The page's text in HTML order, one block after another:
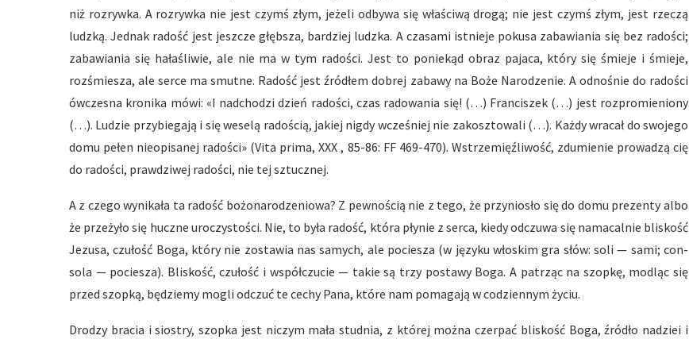
niż rozrywka. A rozrywka nie jest czymś złym, jeżeli odbywa się właściwą drogą; nie jest czymś złym, jest rzeczą
ludzką. Jednak radość jest jeszcze głębsza, bardziej ludzka. A czasami istnieje pokusa zabawiania się bez radości;
zabawiania się hałaśliwie, ale nie ma w tym radości. Jest to poniekąd obraz pajaca, który się śmieje i śmieje,
rozśmiesza, ale serce ma smutne. Radość jest źródłem dobrej zabawy na Boże Narodzenie. A odnośnie do radości
ówczesna kronika mówi: «I nadchodzi dzień radości, czas radowania się! (…) Franciszek (…) jest rozpromieniony
(…). Ludzie przybiegają i się weselą radością, jakiej nigdy wcześniej nie zakosztowali (…). Każdy wracał do swojego
domu pełen nieopisanej radości» (Vita prima, XXX , 85-86: FF 469-470). Wstrzemięźliwość, zdumienie prowadzą cię
do radości, prawdziwej radości, nie tej sztucznej.
A z czego wynikała ta radość bożonarodzeniowa? Z pewnością nie z tego, że przyniosło się do domu prezenty albo
że przeżyło się huczne uroczystości. Nie, to była radość, która płynie z serca, kiedy odczuwa się namacalnie bliskość
Jezusa, czułość Boga, który nie zostawia nas samych, ale pociesza (w języku włoskim gra słów: soli — sami; con-
sola — pociesza). Bliskość, czułość i współczucie — takie są trzy postawy Boga. A patrząc na szopkę, modląc się
przed szopką, będziemy mogli odczuć te cechy Pana, które nam pomagają w codziennym życiu.
Drodzy bracia i siostry, szopka jest niczym mała studnia, z której można czerpać bliskość Boga, źródło nadziei i